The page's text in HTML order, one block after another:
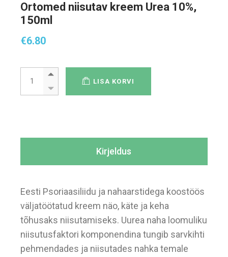
Ortomed niisutav kreem Urea 10%,
150ml
€6.80
Ortomed niisutav kreem Urea 10%, 150ml quantity
LISA KORVI
Kirjeldus
Eesti Psoriaasiliidu ja nahaarstidega koostöös
väljatöötatud kreem näo, käte ja keha
tõhusaks niisutamiseks. Uurea naha loomuliku
niisutusfaktori komponendina tungib sarvkihti
pehmendades ja niisutades nahka temale